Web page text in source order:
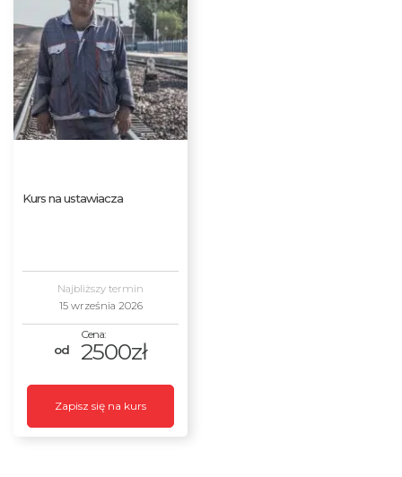
Kurs na ustawiacza
Najbliższy termin
15 września 2026
2500zł
Zapisz się na kurs